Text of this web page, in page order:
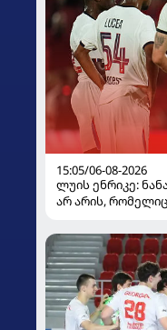
15:05/06-08-2026
ლუის ენრიკე:
არ არის,